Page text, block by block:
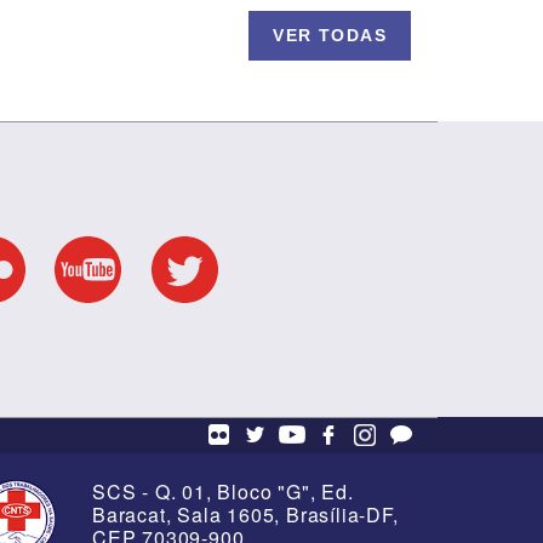
em
8 de Março - Ato da
VER TODAS
SCS - Q. 01, Bloco "G", Ed.
Baracat, Sala 1605, Brasília-DF,